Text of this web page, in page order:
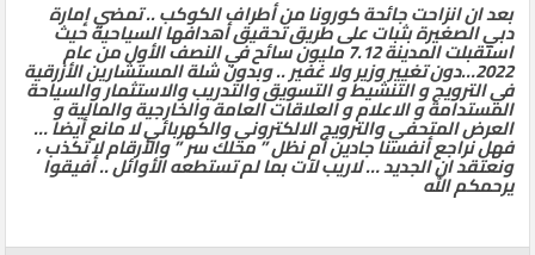
بعد ان انزاحت جائحة كورونا من أطراف الكوكب .. تمضي إمارة
دبي الصغيرة بثبات على طريق تحقيق أهدافها السياحية حيث
استقبلت المدينة 7.12 مليون سائح في النصف الأول من عام
2022…دون تغيير وزير ولا غفير .. وبدون شلة المستشارين الأزرقية
في الترويج و التنشيط و التسويق والتدريب والاستثمار والسياحة
المستدامة و الاعلام و العلاقات العامة والخارجية والمالية و
العرض المتحفي والترويج الالكتروني والكهربائي لا مانع أيضا …
فهل نراجع أنفسنا جادين أم نظل ” محلك سر ” والأرقام لا تكذب ،
ونعتقد ان الجديد … لاريب لآت بما لم تستطعه الأوائل .. أفيقوا
يرحمكم الله